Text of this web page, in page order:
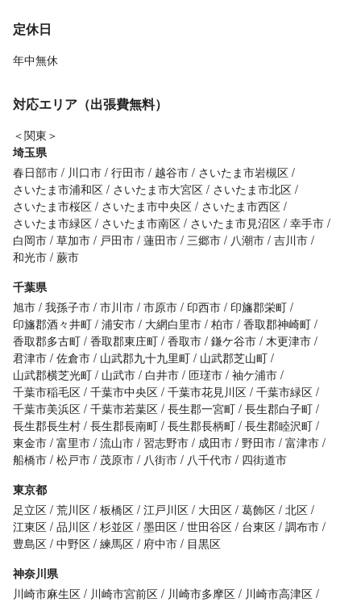
定休日
年中無休
対応エリア（出張費無料）
＜関東＞
埼玉県
春日部市
川口市 行田市 越谷市
さいたま市岩槻区
さいたま市浦和区
さいたま市大宮区
さいたま市北区
さいたま市桜区
さいたま市中央区
さいたま市西区
さいたま市緑区
さいたま市南区 さいたま市見沼区 幸手市
白岡市 草加市 戸田市 蓮田市 三郷市 八潮市 吉川市
和光市 蕨市
千葉県
旭市 我孫子市 市川市 市原市 印西市
印旛郡栄町
印旛郡酒々井町 浦安市 大網白里市 柏市 香取郡神崎町
香取郡多古町 香取郡東庄町 香取市 鎌ケ谷市 木更津市
君津市 佐倉市 山武郡九十九里町
山武郡芝山町
山武郡横芝光町
山武市 白井市 匝瑳市 袖ケ浦市
千葉市稲毛区 千葉市中央区 千葉市花見川区 千葉市緑区
千葉市美浜区 千葉市若葉区 長生郡一宮町 長生郡白子町
長生郡長生村 長生郡長南町 長生郡長柄町 長生郡睦沢町
東金市 富里市 流山市 習志野市 成田市 野田市 富津市
船橋市 松戸市 茂原市 八街市 八千代市
四街道市
東京都
足立区 荒川区 板橋区 江戸川区 大田区 葛飾区 北区
江東区 品川区 杉並区 墨田区 世田谷区 台東区 調布市
豊島区 中野区 練馬区 府中市
目黒区
神奈川県
川崎市麻生区
川崎市宮前区 川崎市多摩区
川崎市高津区